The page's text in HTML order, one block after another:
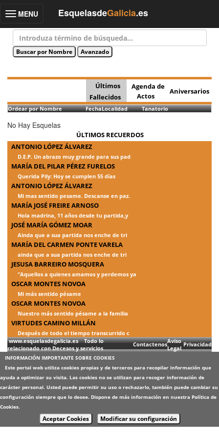
Toggle
MENU EsquelasdeGalicia.es
Últimos
Fallecidos
Agenda de
Actos
Aniversarios
Ordear por Nombre FechaLocalidad Tanatorio
No Hay Esquelas
ÚLTIMOS RECUERDOS
ANTONIO LÓPEZ ÁLVAREZ
D.E.P. Un abrazo muy grande para sus pad
MARÍA DEL PILAR PÉREZ FURELOS
Querida Pily: Hoy se cumplen 55 días
ANTONIO LÓPEZ ÁLVAREZ
Mi mas sentido pesame. Descanse en paz.
MARÍA JOSÉ FREIRE ARNOSO
Hola madrina, 11 años desde tu partida,y
JOSÉ MARÍA GÓMEZ MOAR
Ainda que a sua partida nos enche de tri
MARÍA DEL CARMEN PONTE VARELA
ainda que a sua partida nos enche de tri
JESUSA BARREIRO MOSQUERA
"Aquellos a quienes amamos y perdemos ya
OSCAR MONTES NOVOA
Mi más sentido pésame
OSCAR MONTES NOVOA
Nuestro más sentido pésame a la familia
VIRTUDES CAMINO MILLÁN
Después de todo el tiempo transcurrido c
www.esquelasdegalicia.es Todo lo
relacionado con Decesos y servicios
ContactenosAviso
Legal
Privacidad
INFORMACIÓN IMPORTANTE SOBRE COOKIES
Este portal web utiliza cookies propias y de terceros para recopilar información que
ayuda a optimizar su visita. Las cookies no se utilizan para recoger información de
carácter personal. Usted puede permitir su uso o rechazarlo, también puede cambiar su
configuración siempre que lo desee. Dispone de más información en nuestra Política de
Cookies.